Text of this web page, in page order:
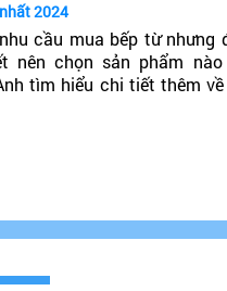
2024
cầu mua bếp từ nhưng
nên chọn sản phẩm nào
tìm hiểu chi tiết thêm
chất lượng cao, đáng